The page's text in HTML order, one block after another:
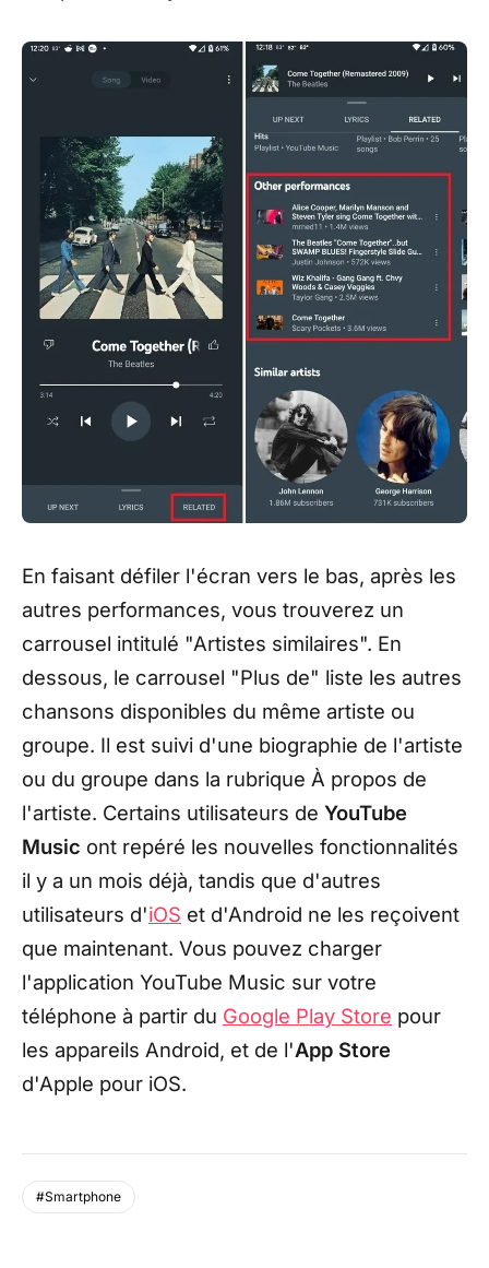
En faisant défiler l'écran vers le bas, après les
autres performances, vous trouverez un
carrousel intitulé "Artistes similaires". En
dessous, le carrousel "Plus de" liste les autres
chansons disponibles du même artiste ou
groupe. Il est suivi d'une biographie de l'artiste
ou du groupe dans la rubrique À propos de
l'artiste. Certains utilisateurs de YouTube
Music ont repéré les nouvelles fonctionnalités
il y a un mois déjà, tandis que d'autres
utilisateurs d'iOS et d'Android ne les reçoivent
que maintenant. Vous pouvez charger
l'application YouTube Music sur votre
téléphone à partir du Google Play Store pour
les appareils Android, et de l'App Store
d'Apple pour iOS.
#Smartphone